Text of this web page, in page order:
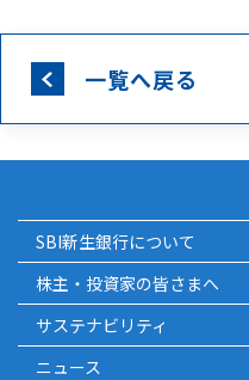
一覧へ戻る
SBI新生銀行について
株主・投資家の皆さまへ
サステナビリティ
ニュース